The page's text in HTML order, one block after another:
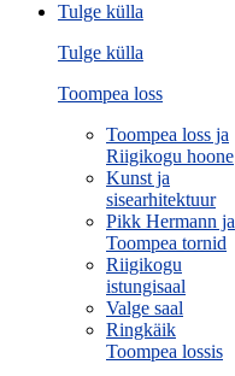
Tulge külla
Tulge külla
Toompea loss
Toompea loss ja
Riigikogu hoone
Kunst ja
sisearhitektuur
Pikk Hermann ja
Toompea tornid
Riigikogu
istungisaal
Valge saal
Ringkäik
Toompea lossis